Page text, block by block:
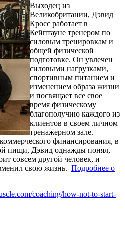
Выходец из
Великобритании, Дэвид
Кросс работает в
Кейптауне тренером по
силовым тренировкам и
общей физической
подготовке. Он увлечен
силовыми нагрузками,
спортивным питанием и
изменением образа жизни
и посвящает все свое
время физическому
благополучию каждого из
клиентов в своем личном
тренажерном зале.
финансирования, в
пищи, Дэвид однажды понял,
совсем другой человек, и
свою жизнь. Подробнее о
coaching/how-not-to-start-